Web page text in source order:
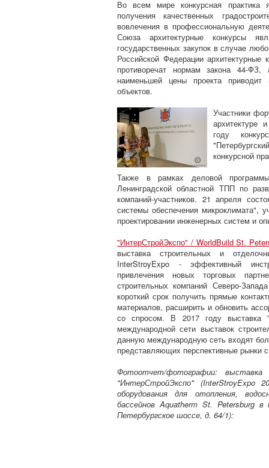
Во всем мире конкурсная практика
получения качественных
вовлечения в профессиональную
Союза архитектурные конкурсы
государственных закупок в случае
Российской Федерации
противоречат нормам закона 44-ФЗ,
наименьшей цены проекта приводит
объектов.
Участники
архитектуре
году
конкурсной
Также в рамках деловой
Ленинградской областной ТПП по
компаний-участников. 21 апреля
системы обеспечения микроклимата",
проектировании инженерных систем и
"ИнтерСтройЭкспо" / WorldBuild St.
выставка строительных и
InterStroyExpo - эффективный
привлечения новых торговых
строительных компаний Северо-
короткий срок получить прямые
материалов, расширить и обновить
со спросом. В 2017 году выставка
международной сети выставок
данную международную сеть входят
представляющих перспективные рынки
Фотоотчет/фотографии:
"ИнтерСтройЭкспо" (InterStroyExpo
оборудования для отопления,
бассейнов Aquatherm St. Petersburg
Петербургское шоссе, д. 64/1):